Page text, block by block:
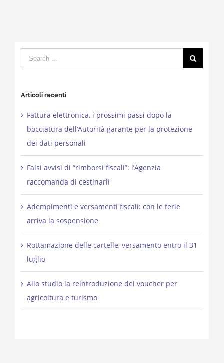
Search
for:
Articoli recenti
Fattura elettronica, i prossimi passi dopo la
bocciatura dell’Autorità garante per la protezione
dei dati personali
Falsi avvisi di “rimborsi fiscali”: l’Agenzia
raccomanda di cestinarli
Adempimenti e versamenti fiscali: con le ferie
arriva la sospensione
Rottamazione delle cartelle, versamento entro il 31
luglio
Allo studio la reintroduzione dei voucher per
agricoltura e turismo